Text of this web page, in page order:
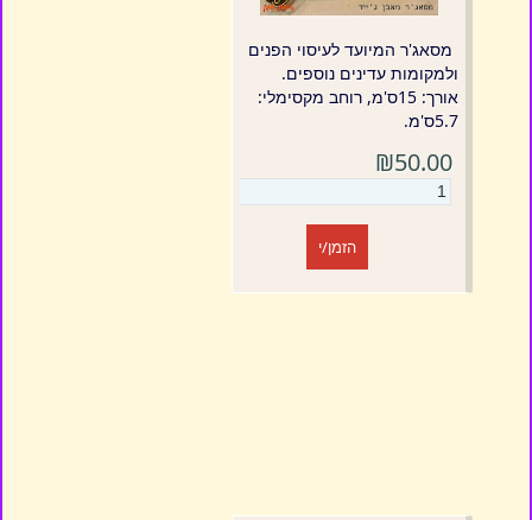
מסאג'ר המיועד לעיסוי הפנים
ולמקומות עדינים נוספים.
אורך: 15ס'מ, רוחב מקסימלי:
5.7ס'מ.
₪50.00
הזמן/י